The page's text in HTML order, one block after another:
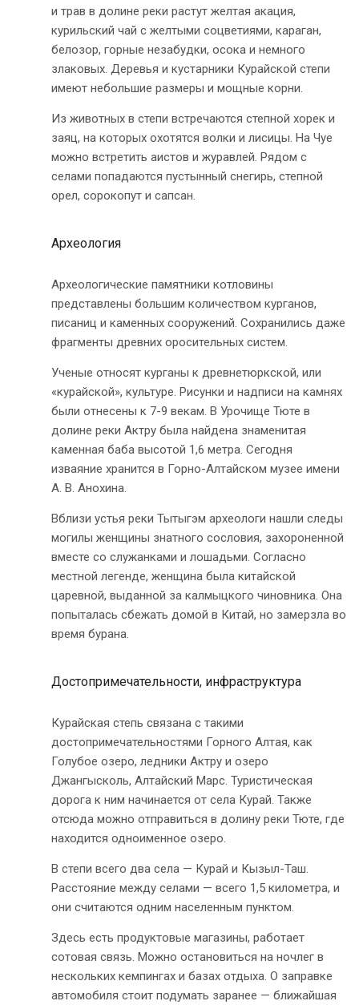
и трав в долине реки растут желтая акация,
курильский чай с желтыми соцветиями, караган,
белозор, горные незабудки, осока и немного
злаковых. Деревья и кустарники Курайской степи
имеют небольшие размеры и мощные корни.
Из животных в степи встречаются степной хорек и
заяц, на которых охотятся волки и лисицы. На Чуе
можно встретить аистов и журавлей. Рядом с
селами попадаются пустынный снегирь, степной
орел, сорокопут и сапсан.
Археология
Археологические памятники котловины
представлены большим количеством курганов,
писаниц и каменных сооружений. Сохранились даже
фрагменты древних оросительных систем.
Ученые относят курганы к древнетюркской, или
«курайской», культуре. Рисунки и надписи на камнях
были отнесены к 7-9 векам. В Урочище Тюте в
долине реки Актру была найдена знаменитая
каменная баба высотой 1,6 метра. Сегодня
изваяние хранится в Горно-Алтайском музее имени
А. В. Анохина.
Вблизи устья реки Тытыгэм археологи нашли следы
могилы женщины знатного сословия, захороненной
вместе со служанками и лошадьми. Согласно
местной легенде, женщина была китайской
царевной, выданной за калмыцкого чиновника. Она
попыталась сбежать домой в Китай, но замерзла во
время бурана.
Достопримечательности, инфраструктура
Курайская степь связана с такими
достопримечательностями Горного Алтая, как
Голубое озеро, ледники Актру и озеро
Джангысколь, Алтайский Марс. Туристическая
дорога к ним начинается от села Курай. Также
отсюда можно отправиться в долину реки Тюте, где
находится одноименное озеро.
В степи всего два села — Курай и Кызыл-Таш.
Расстояние между селами — всего 1,5 километра, и
они считаются одним населенным пунктом.
Здесь есть продуктовые магазины, работает
сотовая связь. Можно остановиться на ночлег в
нескольких кемпингах и базах отдыха. О заправке
автомобиля стоит подумать заранее — ближайшая